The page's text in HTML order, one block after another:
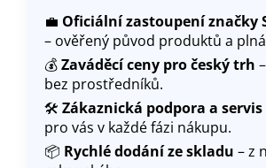
💼 Oficiální zastoupení značky
– ověřený původ produktů a
💰Zaváděcí ceny pro český trh
bez prostředníků.
🛠️ Zákaznická podpora a servis
pro vás v každé fázi nákupu.
📦 Rychlé dodání ze skladu – z